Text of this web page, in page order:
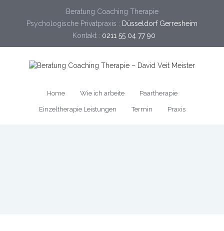
Beratung Coaching Therapie
Psychologische Privatpraxis : Düsseldorf Gerresheim
Kontakt : 0211 55 04 77 90
Home Wie ich arbeite Paartherapie
Einzeltherapie Leistungen Termin Praxis